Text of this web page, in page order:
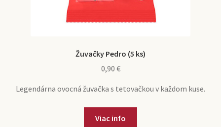
Žuvačky Pedro (5 ks)
0,90 €
Legendárna ovocná žuvačka s tetovačkou v každom kuse.
Viac info